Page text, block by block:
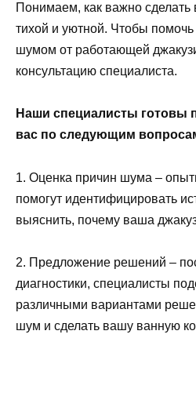
Понимаем, как важно
тихой и уютной. Чтобы
шумом от работающей
консультацию специалиста.
Наши специалисты готовы
вас по следующим
1. Оценка причин шума –
помогут идентифицировать
выяснить, почему ваша
2. Предложение решений –
диагностики, специалисты
различными вариантами
шум и сделать вашу ванную